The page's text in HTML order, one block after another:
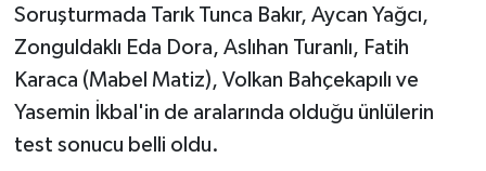
Soruşturmada Tarık Tunca Bakır, Aycan Yağcı,
Zonguldaklı Eda Dora, Aslıhan Turanlı, Fatih
Karaca (Mabel Matiz), Volkan Bahçekapılı ve
Yasemin İkbal'in de aralarında olduğu ünlülerin
test sonucu belli oldu.